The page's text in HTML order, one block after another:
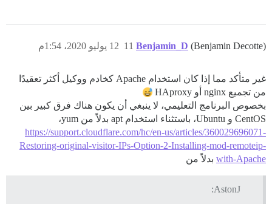
Benjamin_D (Benjamin Decotte) 12 يوليو 2020، 1:54م 11
غير متأكد مما إذا كان استخدام Apache كخادم ووكيل أكثر تعقيدًا
من تجميع nginx أو HAproxy
بخصوص البرنامج التعليمي، لا ينبغي أن يكون هناك فرق كبير بين
CentOS و Ubuntu، باستثناء استخدام apt بدلاً من yum،
https://support.cloudflare.com/hc/en-us/articles/360029696071-
Restoring-original-visitor-IPs-Option-2-Installing-mod-remoteip-
with-Apache بدلاً من
AstonJ: